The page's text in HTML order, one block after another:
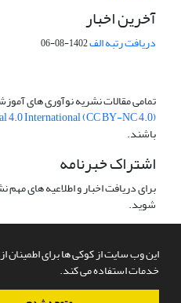
این وب سایت از کوکی ها برای اطمینان
خدمات استفاده می کند.
آخرین اخبار
دریافت رتبه الف1402-08-06
تمامی مقالات نشریه نوآوری های
International (CC BY-NC 4.0)
باشند.
اشتراک خبرنامه
برای دریافت اخبار و اطلاعیه های
شوید.